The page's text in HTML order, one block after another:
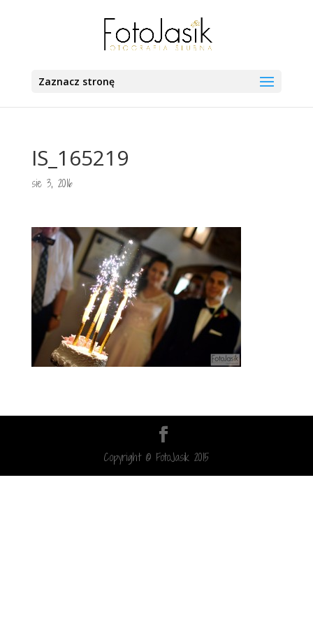
Zaznacz stronę
IS_165219
sie 3, 2016
Copyright © FotoJasik 2015